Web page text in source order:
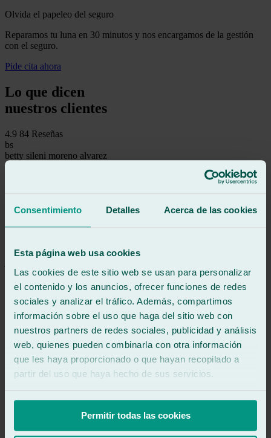
Consentimiento Detalles Acerca de las cookies
Esta página web usa cookies
Las cookies de este sitio web se usan para personalizar
el contenido y los anuncios, ofrecer funciones de redes
sociales y analizar el tráfico. Además, compartimos
información sobre el uso que haga del sitio web con
nuestros partners de redes sociales, publicidad y análisis
web, quienes pueden combinarla con otra información
que les haya proporcionado o que hayan recopilado a
partir del uso que haya hecho de sus servicios.
Permitir todas las cookies
Olvida el papeleo del seguro
Reparamos tu luna en 30 minutos y nos encargamos de la gestión
con el seguro.
Pide cita ahora
Lo que dicen
nuestros clientes
4.9 84 Reseñas
bs
betty sileni moreno alvarez
Reseña de
Excelente atención y trabajo rápido y eficiente .El sr Javi muy
Reseña de
Google
/5· Hace 1 mes
Buenas atención y profesionalidad de la persona responsable, la
reparación, von cita previa, fue atendida con puntualidad y bien
resuelta. Taller de lunas totalmente recomendable.
Ver reseña
roberto gilolmo
/5· Hace 1 mes
Serios y responsables, qué sigan así